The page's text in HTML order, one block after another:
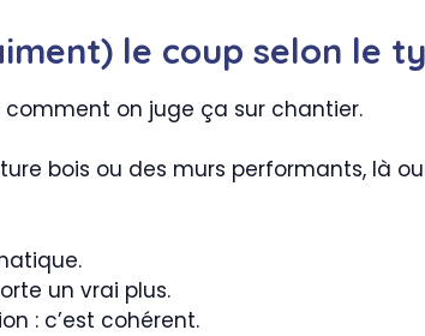
le coup selon le
comment on juge ça sur chantier.
bois ou des murs performants, là
un vrai plus.
: c’est cohérent.